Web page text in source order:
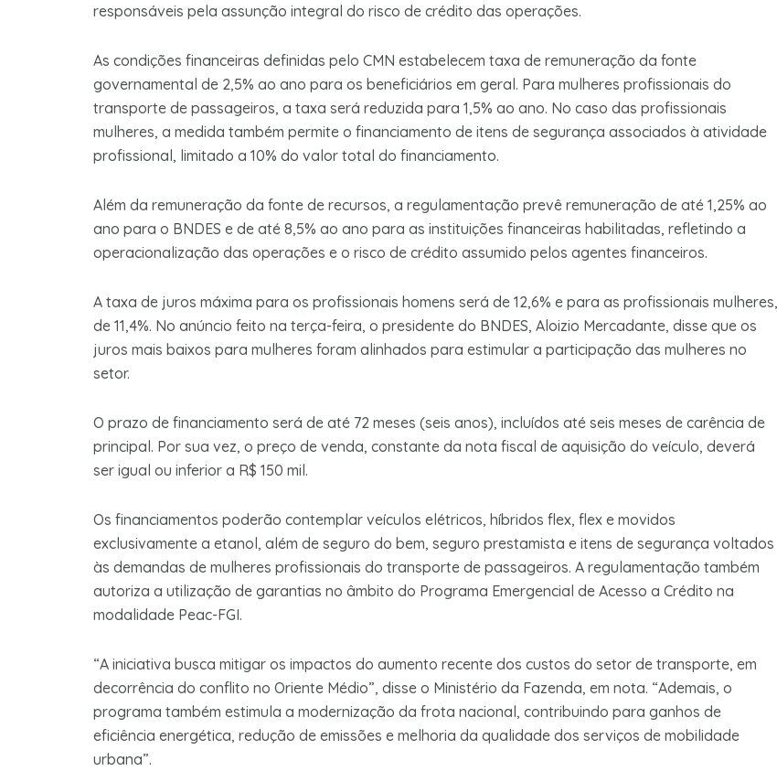
responsáveis pela assunção integral do risco de crédito das operações.
As condições financeiras definidas pelo CMN estabelecem taxa de remuneração da fonte
governamental de 2,5% ao ano para os beneficiários em geral. Para mulheres profissionais do
transporte de passageiros, a taxa será reduzida para 1,5% ao ano. No caso das profissionais
mulheres, a medida também permite o financiamento de itens de segurança associados à atividade
profissional, limitado a 10% do valor total do financiamento.
Além da remuneração da fonte de recursos, a regulamentação prevê remuneração de até 1,25% ao
ano para o BNDES e de até 8,5% ao ano para as instituições financeiras habilitadas, refletindo a
operacionalização das operações e o risco de crédito assumido pelos agentes financeiros.
A taxa de juros máxima para os profissionais homens será de 12,6% e para as profissionais mulheres,
de 11,4%. No anúncio feito na terça-feira, o presidente do BNDES, Aloizio Mercadante, disse que os
juros mais baixos para mulheres foram alinhados para estimular a participação das mulheres no
setor.
O prazo de financiamento será de até 72 meses (seis anos), incluídos até seis meses de carência de
principal. Por sua vez, o preço de venda, constante da nota fiscal de aquisição do veículo, deverá
ser igual ou inferior a R$ 150 mil.
Os financiamentos poderão contemplar veículos elétricos, híbridos flex, flex e movidos
exclusivamente a etanol, além de seguro do bem, seguro prestamista e itens de segurança voltados
às demandas de mulheres profissionais do transporte de passageiros. A regulamentação também
autoriza a utilização de garantias no âmbito do Programa Emergencial de Acesso a Crédito na
modalidade Peac-FGI.
“A iniciativa busca mitigar os impactos do aumento recente dos custos do setor de transporte, em
decorrência do conflito no Oriente Médio”, disse o Ministério da Fazenda, em nota. “Ademais, o
programa também estimula a modernização da frota nacional, contribuindo para ganhos de
eficiência energética, redução de emissões e melhoria da qualidade dos serviços de mobilidade
urbana”.